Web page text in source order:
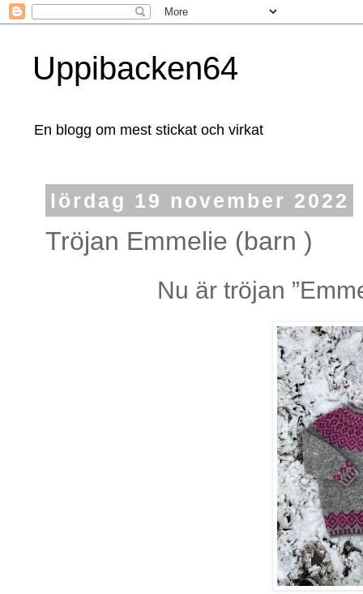
Uppibacken64
En blogg om mest stickat och virkat
lördag 19 november 2022
Tröjan Emmelie (barn )
Nu är tröjan